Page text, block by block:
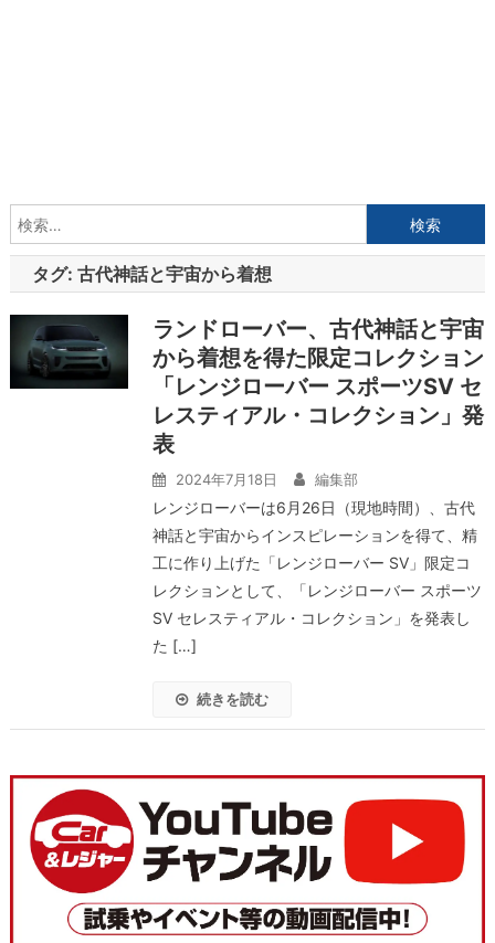
索:
タグ: 古代神話と宇宙から着想
ランドローバー、古代神話と宇宙
から着想を得た限定コレクション
「レンジローバー スポーツSV セ
レスティアル・コレクション」発
表
2024年7月18日 編集部
レンジローバーは6月26日（現地時間）、古代
神話と宇宙からインスピレーションを得て、精
工に作り上げた「レンジローバー SV」限定コ
レクションとして、「レンジローバー スポーツ
SV セレスティアル・コレクション」を発表し
た […]
続きを読む